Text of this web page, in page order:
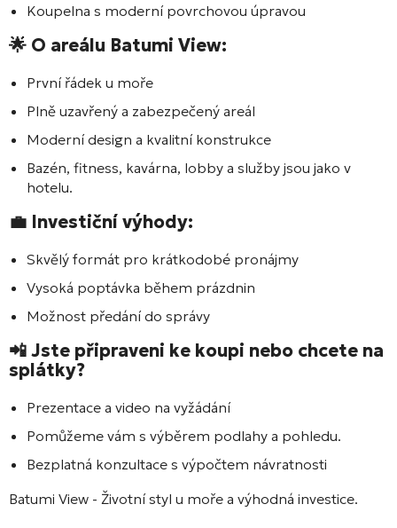
Koupelna s moderní povrchovou úpravou
🌟 O areálu Batumi View:
První řádek u moře
Plně uzavřený a zabezpečený areál
Moderní design a kvalitní konstrukce
Bazén, fitness, kavárna, lobby a služby jsou jako v
hotelu.
💼 Investiční výhody:
Skvělý formát pro krátkodobé pronájmy
Vysoká poptávka během prázdnin
Možnost předání do správy
📲 Jste připraveni ke koupi nebo chcete na
splátky?
Prezentace a video na vyžádání
Pomůžeme vám s výběrem podlahy a pohledu.
Bezplatná konzultace s výpočtem návratnosti
Batumi View - Životní styl u moře a výhodná investice.